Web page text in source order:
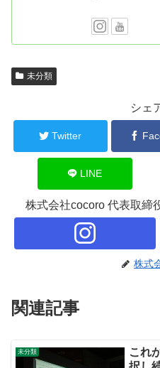
未分類
シェ
Twitter
LINE
株式会社cocoro 代表取締
株式
関連記事
未分類
これ